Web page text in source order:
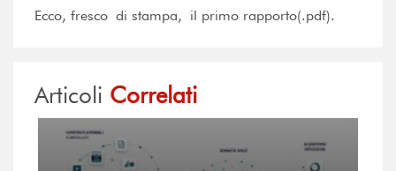
Ecco, fresco di stampa, il primo rapporto(.pdf).
Articoli Correlati